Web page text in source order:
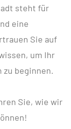
steht für
eine
Sie auf
um Ihr
zu beginnen.
Sie, wie wir